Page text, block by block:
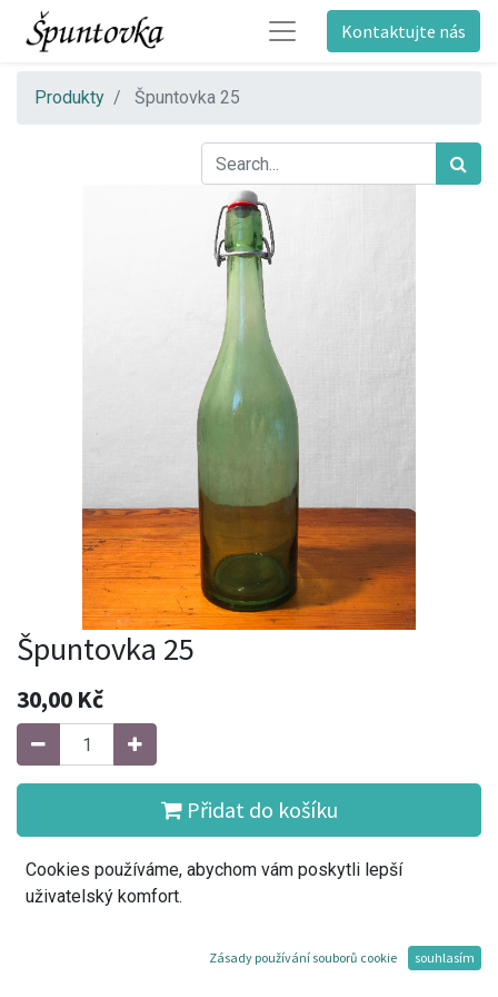
Kontaktujte nás
Produkty Špuntovka 25
Špuntovka 25
30,00 Kč
Přidat do košíku
Koupit
Přidat do seznamu přání
Cookies používáme, abychom vám poskytli lepší
uživatelský komfort.
Zásady používání souborů cookie souhlasím